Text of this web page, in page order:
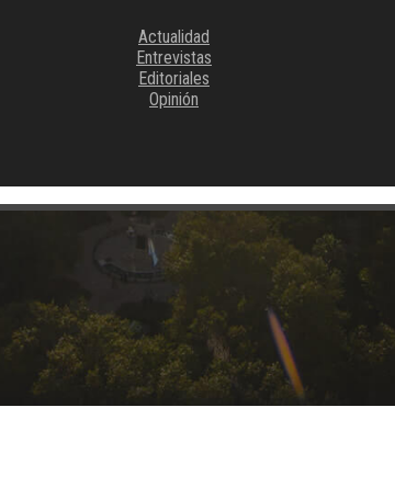
Actualidad
Entrevistas
Editoriales
Opinión